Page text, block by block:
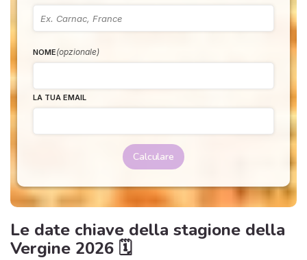
NOME(opzionale)
LA TUA EMAIL
Calculare
Le date chiave della stagione della
Vergine 2026 🗓️